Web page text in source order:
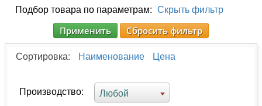
Подбор товара по параметрам: Скрыть фильтр
Применить Сбросить фильтр
Сортировка: Наименование Цена
Производство: Любой